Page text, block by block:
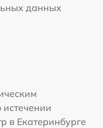
данных
в Екатеринбурге